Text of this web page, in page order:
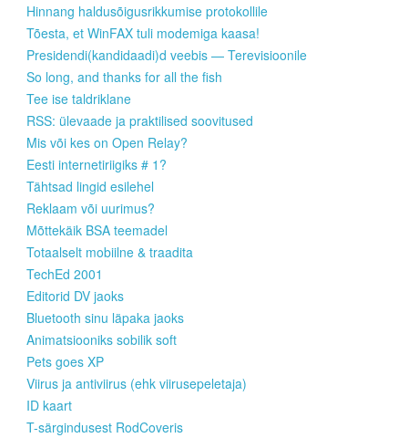
Hinnang haldusõigusrikkumise protokollile
Tõesta, et WinFAX tuli modemiga kaasa!
Presidendi(kandidaadi)d veebis — Terevisioonile
So long, and thanks for all the fish
Tee ise taldriklane
RSS: ülevaade ja praktilised soovitused
Mis või kes on Open Relay?
Eesti internetiriigiks # 1?
Tähtsad lingid esilehel
Reklaam või uurimus?
Mõttekäik BSA teemadel
Totaalselt mobiilne & traadita
TechEd 2001
Editorid DV jaoks
Bluetooth sinu läpaka jaoks
Animatsiooniks sobilik soft
Pets goes XP
Viirus ja antiviirus (ehk viirusepeletaja)
ID kaart
T-särgindusest RodCoveris